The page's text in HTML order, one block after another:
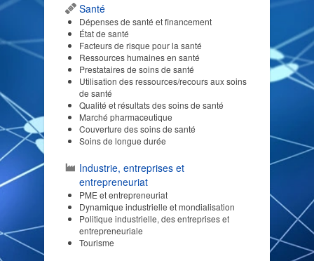
Santé
Dépenses de santé et financement
État de santé
Facteurs de risque pour la santé
Ressources humaines en santé
Prestataires de soins de santé
Utilisation des ressources/recours aux soins
de santé
Qualité et résultats des soins de santé
Marché pharmaceutique
Couverture des soins de santé
Soins de longue durée
Industrie, entreprises et
entrepreneuriat
PME et entrepreneuriat
Dynamique industrielle et mondialisation
Politique industrielle, des entreprises et
entrepreneuriale
Tourisme